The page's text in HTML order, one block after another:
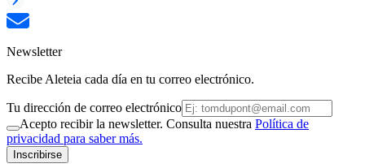
Newsletter
Recibe Aleteia cada día en tu correo electrónico.
Tu dirección de correo electrónico
Acepto recibir la newsletter. Consulta nuestra Política de
privacidad para saber más.
Inscribirse